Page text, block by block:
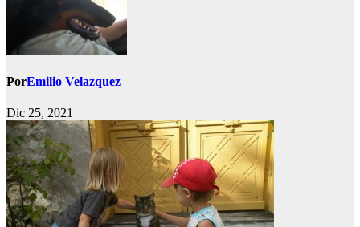
PorEmilio Velazquez
Dic 25, 2021